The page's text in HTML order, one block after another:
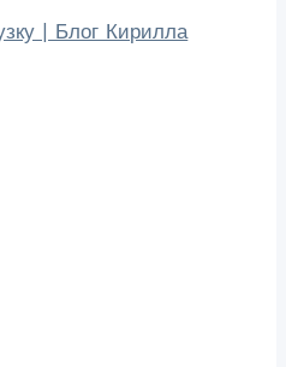
| Блог Кирилла